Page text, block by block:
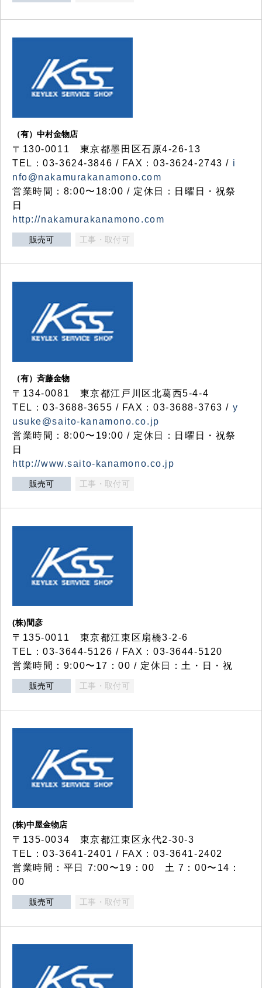
（有）中村金物店
〒130-0011 東京都墨田区石原4-26-13
TEL：03-3624-3846 / FAX：03-3624-2743 / i
nfo@nakamurakanamono.com
営業時間：8:00〜18:00 / 定休日：日曜日・祝祭
日
http://nakamurakanamono.com
販売可 工事・取付可
（有）斉藤金物
〒134-0081 東京都江戸川区北葛西5-4-4
TEL：03-3688-3655 / FAX：03-3688-3763 / y
usuke@saito-kanamono.co.jp
営業時間：8:00〜19:00 / 定休日：日曜日・祝祭
日
http://www.saito-kanamono.co.jp
販売可 工事・取付可
(株)間彦
〒135-0011 東京都江東区扇橋3-2-6
TEL：03-3644-5126 / FAX：03-3644-5120
営業時間：9:00〜17：00 / 定休日：土・日・祝
販売可 工事・取付可
(株)中屋金物店
〒135-0034 東京都江東区永代2-30-3
TEL：03-3641-2401 / FAX：03-3641-2402
営業時間：平日 7:00〜19：00 土 7：00〜14：
00
販売可 工事・取付可